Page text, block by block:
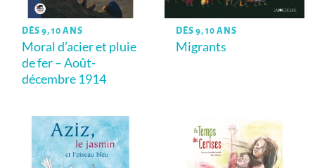
DÈS 9, 10 ANS
Moral d’acier et pluie
de fer – Août-
décembre 1914
DÈS 9, 10 ANS
Migrants